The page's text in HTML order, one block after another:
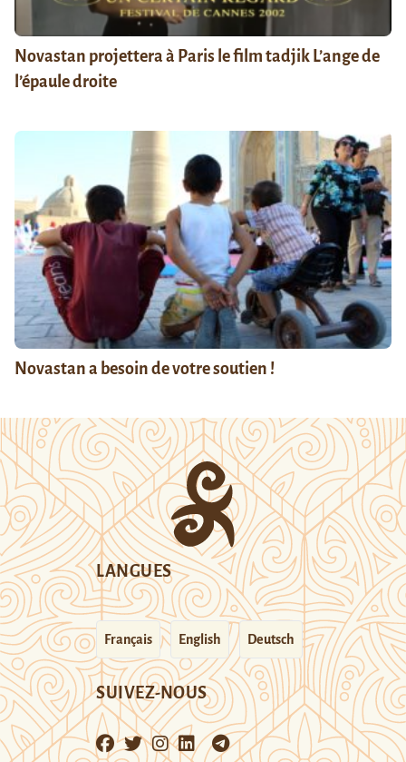
Novastan projettera à Paris le film tadjik L’ange de
l’épaule droite
Novastan a besoin de votre soutien !
LANGUES
Français English Deutsch
SUIVEZ-NOUS